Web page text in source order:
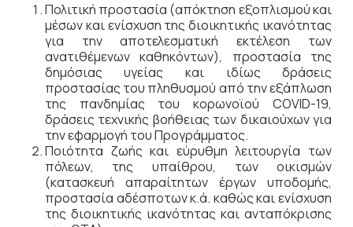
Πολιτική προστασία (απόκτηση εξοπλισμού και
μέσων και ενίσχυση της διοικητικής ικανότητας
για την αποτελεσματική εκτέλεση των
ανατιθέμενων καθηκόντων), προστασία της
δημόσιας υγείας και ιδίως δράσεις
προστασίας του πληθυσμού από την εξάπλωση
της πανδημίας του κορωνοϊού COVID-19,
δράσεις τεχνικής βοήθειας των δικαιούχων για
την εφαρμογή του Προγράμματος.
Ποιότητα ζωής και εύρυθμη λειτουργία των
πόλεων, της υπαίθρου, των οικισμών
(κατασκευή απαραίτητων έργων υποδομής,
προστασία αδέσποτων κ.ά. καθώς και ενίσχυση
της διοικητικής ικανότητας και ανταπόκρισης